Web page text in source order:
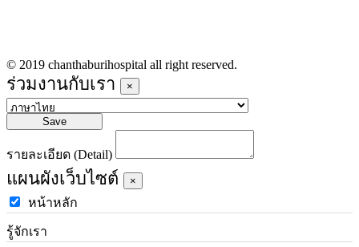
© 2019 chanthaburihospital all right reserved.
ร่วมงานกับเรา ×
Save
รายละเอียด (Detail)
แผนผังเว็บไซต์ ×
หน้าหลัก
รู้จักเรา